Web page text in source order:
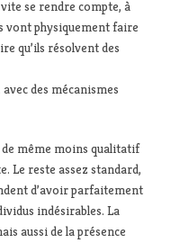
se rendre compte, à
vont physiquement faire
qu’ils résolvent des
des mécanismes
même moins qualitatif
Le reste assez standard,
d’avoir parfaitement
indésirables. La
aussi de la présence